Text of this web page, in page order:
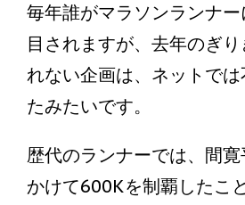
毎年誰がマラソンランナ
目されますが、去年のぎ
れない企画は、ネットで
たみたいです。
歴代のランナーでは、間
かけて600Kを制覇したこ